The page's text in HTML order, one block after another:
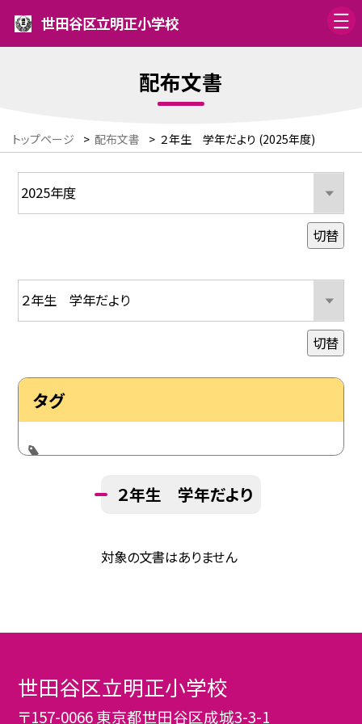
世田谷区立明正小学校
配布文書
トップページ > 配布文書 > ２年生 学年だより (2025年度)
切替
切替
タグ
２年生 学年だより
対象の文書はありません
世田谷区立明正小学校
〒157-0066 東京都世田谷区成城3-3-1